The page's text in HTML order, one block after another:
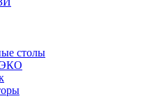
столы
ЭКО